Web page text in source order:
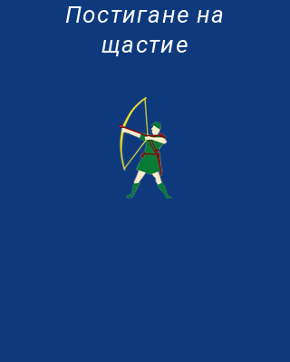
Постигане на
щастие